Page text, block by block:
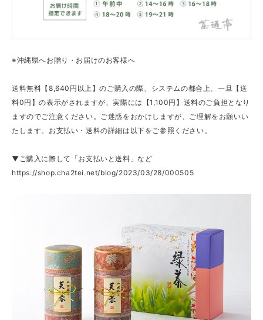
※沖縄県へお贈り・お届けのお客様へ
送料無料【8,640円以上】のご購入の際、システムの都合上、一旦【送
料0円】の表示がされますが、実際には【1,100円】送料のご負担となり
ますのでご注意ください。ご迷惑をおかけしますが、ご理解をお願いい
たします。お支払い・送料の詳細は以下をご参照ください。
▼ご購入に際して「お支払いと送料」など
https://shop.cha2tei.net/blog/2023/03/28/000505